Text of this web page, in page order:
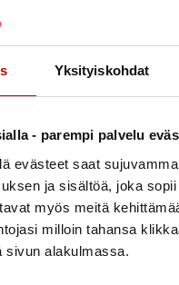
Yksityiskohdat
- parempi palvelu
evästeet saat
ja sisältöä, joka sopii
myös meitä
milloin tahansa
sivun alakulmassa.
näin työpäivään saa
–
mahdollisti